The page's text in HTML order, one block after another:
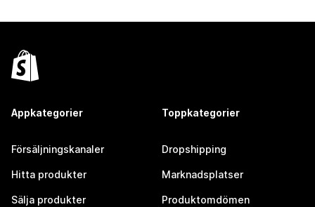
Appkategorier
Försäljningskanaler
Hitta produkter
Sälja produkter
Toppkategorier
Dropshipping
Marknadsplatser
Produktomdömen